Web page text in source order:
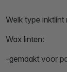
Welk type inktlint
Wax linten:
-gemaakt voor